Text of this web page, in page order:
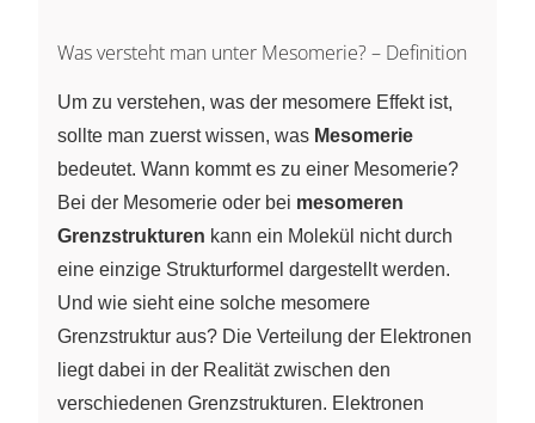
Was versteht man unter Mesomerie? – Definition
Um zu verstehen, was der mesomere Effekt ist,
sollte man zuerst wissen, was Mesomerie
bedeutet. Wann kommt es zu einer Mesomerie?
Bei der Mesomerie oder bei mesomeren
Grenzstrukturen kann ein Molekül nicht durch
eine einzige Strukturformel dargestellt werden.
Und wie sieht eine solche mesomere
Grenzstruktur aus? Die Verteilung der Elektronen
liegt dabei in der Realität zwischen den
verschiedenen Grenzstrukturen. Elektronen